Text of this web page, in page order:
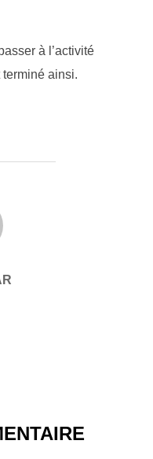
à l’activité
ainsi.